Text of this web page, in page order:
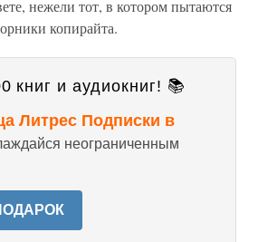
нежели тот, в котором пытаются
копирайта.
книг и аудиокниг! 📚
Литрес Подписки в
неограниченным